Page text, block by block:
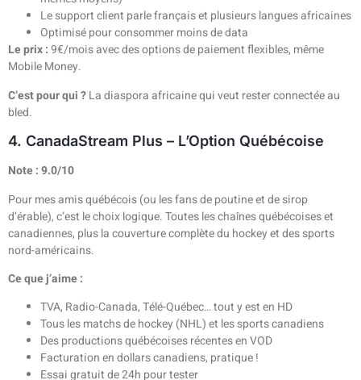
Le support client parle français et plusieurs langues africaines
Optimisé pour consommer moins de data
Le prix :9€/mois avec des options de paiement flexibles, même
Mobile Money.
C’est pour qui ?La diaspora africaine qui veut rester connectée au
bled.
4. CanadaStream Plus – L’Option Québécoise
Note : 9.0/10
Pour mes amis québécois (ou les fans de poutine et de sirop
d’érable), c’est le choix logique. Toutes les chaînes québécoises et
canadiennes, plus la couverture complète du hockey et des sports
nord-américains.
Ce que j’aime :
TVA, Radio-Canada, Télé-Québec… tout y est en HD
Tous les matchs de hockey (NHL) et les sports canadiens
Des productions québécoises récentes en VOD
Facturation en dollars canadiens, pratique !
Essai gratuit de 24h pour tester